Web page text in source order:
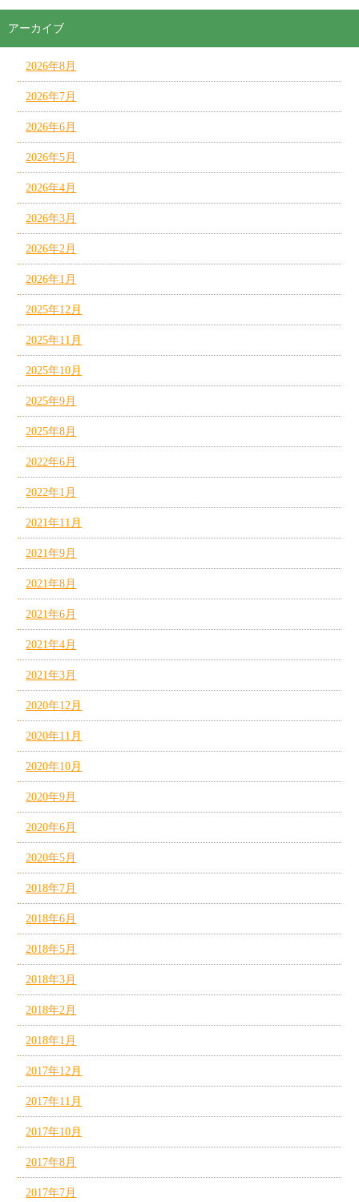
アーカイブ
2026年8月
2026年7月
2026年6月
2026年5月
2026年4月
2026年3月
2026年2月
2026年1月
2025年12月
2025年11月
2025年10月
2025年9月
2025年8月
2022年6月
2022年1月
2021年11月
2021年9月
2021年8月
2021年6月
2021年4月
2021年3月
2020年12月
2020年11月
2020年10月
2020年9月
2020年6月
2020年5月
2018年7月
2018年6月
2018年5月
2018年3月
2018年2月
2018年1月
2017年12月
2017年11月
2017年10月
2017年8月
2017年7月